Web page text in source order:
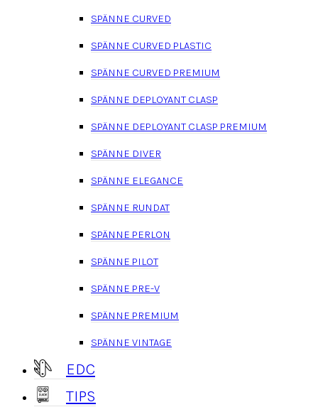
SPÄNNE CURVED
SPÄNNE CURVED PLASTIC
SPÄNNE CURVED PREMIUM
SPÄNNE DEPLOYANT CLASP
SPÄNNE DEPLOYANT CLASP PREMIUM
SPÄNNE DIVER
SPÄNNE ELEGANCE
SPÄNNE RUNDAT
SPÄNNE PERLON
SPÄNNE PILOT
SPÄNNE PRE-V
SPÄNNE PREMIUM
SPÄNNE VINTAGE
EDC
TIPS